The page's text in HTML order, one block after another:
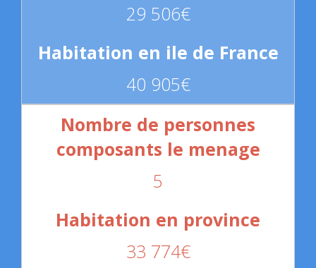
29 506€
40 905€
5
33 774€